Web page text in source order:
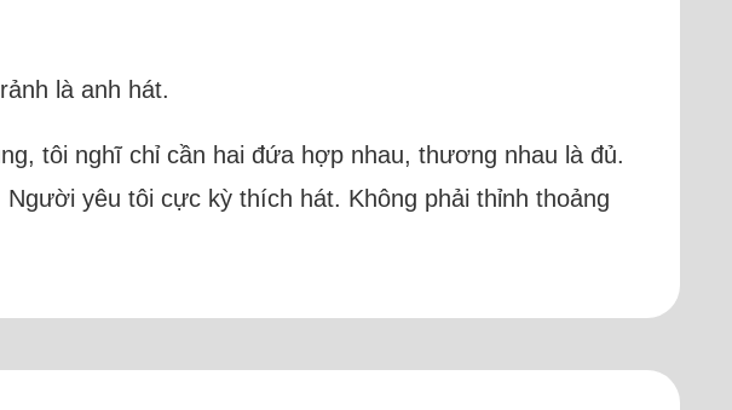
là anh hát.
tôi nghĩ chỉ cần hai đứa hợp nhau, thương nhau là đủ.
yêu tôi cực kỳ thích hát. Không phải thỉnh thoảng